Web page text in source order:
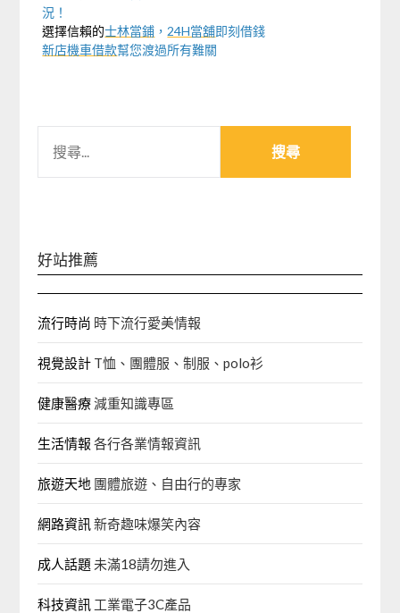
況！
選擇信賴的士林當鋪 ， 24H當舖即刻借錢
新店機車借款幫您渡過所有難關
關
好站推薦
流行時尚 時下流行愛美情報
視覺設計 T恤、團體服、制服、polo衫
健康醫療減重知識專區
生活情報 各行各業情報資訊
旅遊天地 團體旅遊、自由行的專家‎
網路資訊 新奇趣味爆笑內容
成人話題 未滿18請勿進入
科技資訊 工業電子3C產品